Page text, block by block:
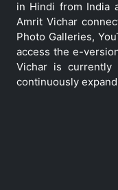
in Hindi from India
Amrit Vichar
Photo Galleries,
access the e-
Vichar is currently
continuously